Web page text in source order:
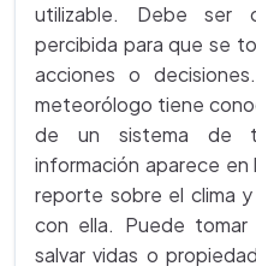
utilizable. Debe ser
percibida para que se
acciones o
meteorólogo tiene
de un sistema de
información aparece en
reporte sobre el clima
con ella. Puede tomar
salvar vidas o